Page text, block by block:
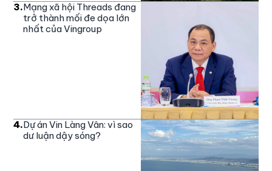
3.Mạng xã hội Threads đang
trở thành mối đe dọa lớn
nhất của Vingroup
4.Dự án Vin Làng Vân: vì sao
dư luận dậy sóng?